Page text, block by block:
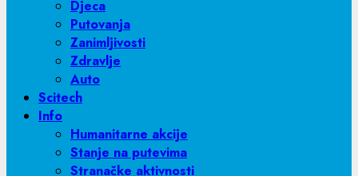
Djeca
Putovanja
Zanimljivosti
Zdravlje
Auto
Scitech
Info
Humanitarne akcije
Stanje na putevima
Stranačke aktivnosti